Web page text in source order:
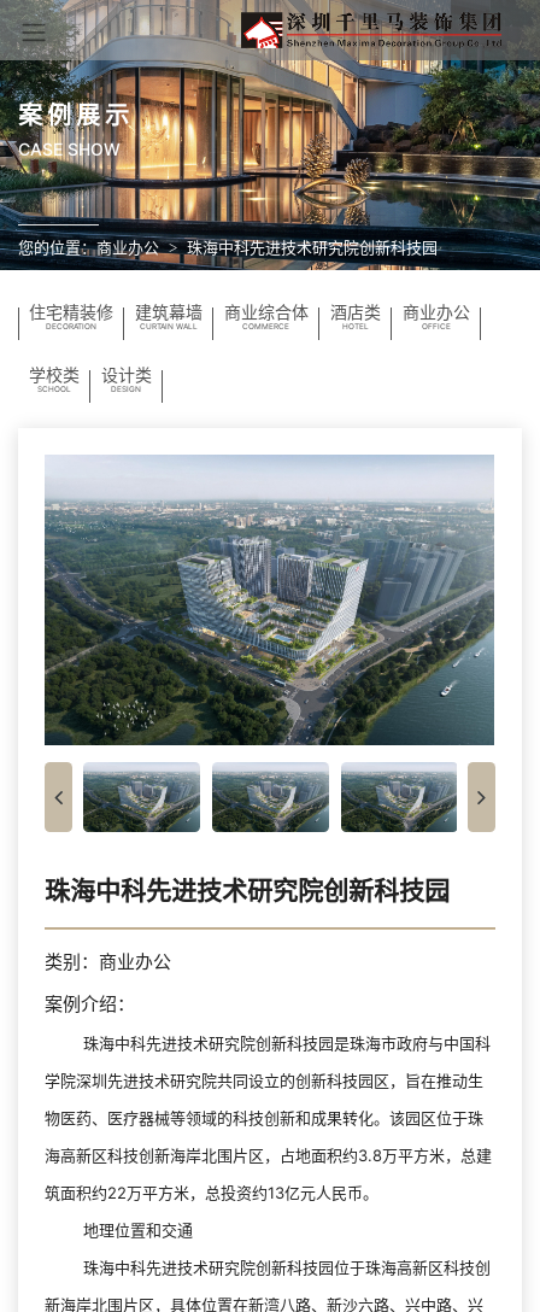
案例展示
CASE SHOW
您的位置：商业办公 珠海中科先进技术研究院创新科技园
住宅精装修
DECORATION
建筑幕墙
CURTAIN WALL
商业综合体
COMMERCE
酒店类
HOTEL
商业办公
OFFICE
学校类
SCHOOL
设计类
DESIGN
珠海中科先进技术研究院创新科技园
类别：商业办公
案例介绍：
珠海中科先进技术研究院创新科技园‌是珠海市政府与中国科
学院深圳先进技术研究院共同设立的创新科技园区，旨在推动生
物医药、医疗器械等领域的科技创新和成果转化。该园区位于珠
海高新区科技创新海岸北围片区，占地面积约3.8万平方米，总建
筑面积约22万平方米，总投资约13亿元人民币‌。
地理位置和交通
珠海中科先进技术研究院创新科技园位于珠海高新区科技创
新海岸北围片区，具体位置在新湾八路、新沙六路、兴中路、兴